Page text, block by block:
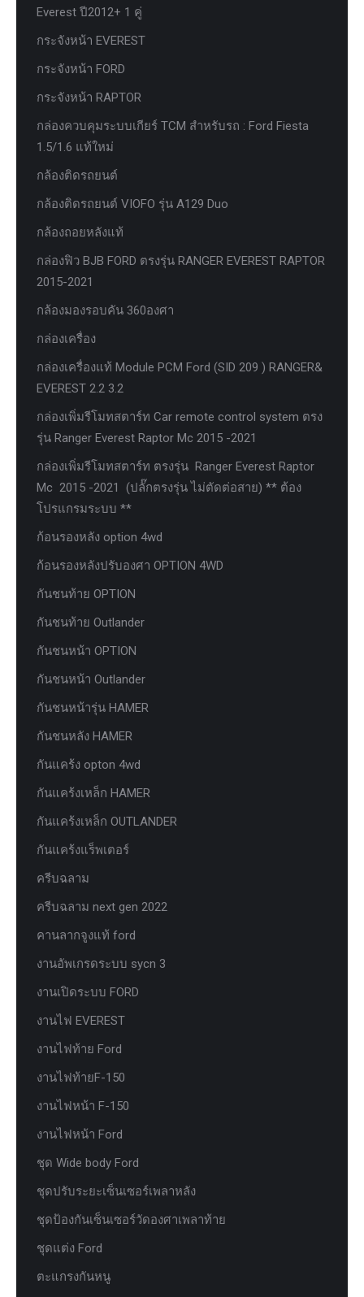
Everest ปี2012+ 1 คู่
กระจังหน้า EVEREST
กระจังหน้า FORD
กระจังหน้า RAPTOR
กล่องควบคุมระบบเกียร์ TCM สำหรับรถ : Ford Fiesta
1.5/1.6 แท้ใหม่
กล้องติดรถยนต์
กล้องติดรถยนต์ VIOFO รุ่น A129 Duo
กล้องถอยหลังแท้
กล่องฟิว BJB FORD ตรงรุ่น RANGER EVEREST RAPTOR
2015-2021
กล้องมองรอบคัน 360องศา
กล่องเครื่อง
กล่องเครื่องแท้ Module PCM Ford (SID 209 ) RANGER&
EVEREST 2.2 3.2
กล่องเพิ่มรีโมทสตาร์ท Car remote control system ตรง
รุ่น Ranger Everest Raptor Mc 2015 -2021
กล่องเพิ่มรีโมทสตาร์ท ตรงรุ่น Ranger Everest Raptor
Mc 2015 -2021 (ปลั๊กตรงรุ่น ไม่ตัดต่อสาย) ** ต้อง
โปรแกรมระบบ **
ก้อนรองหลัง option 4wd
ก้อนรองหลังปรับองศา OPTION 4WD
กันชนท้าย OPTION
กันชนท้าย Outlander
กันชนหน้า OPTION
กันชนหน้า Outlander
กันชนหน้ารุ่น HAMER
กันชนหลัง HAMER
กันแคร้ง opton 4wd
กันแคร้งเหล็ก HAMER
กันแคร้งเหล็ก OUTLANDER
กันแคร้งแร็พเตอร์
ครีบฉลาม
ครีบฉลาม next gen 2022
คานลากจูงแท้ ford
งานอัพเกรดระบบ sycn 3
งานเปิดระบบ FORD
งานไฟ EVEREST
งานไฟท้าย Ford
งานไฟท้ายF-150
งานไฟหน้า F-150
งานไฟหน้า Ford
ชุด Wide body Ford
ชุดปรับระยะเซ็นเซอร์เพลาหลัง
ชุดป้องกันเซ็นเซอร์วัดองศาเพลาท้าย
ชุดแต่ง Ford
ตะแกรงกันหนู